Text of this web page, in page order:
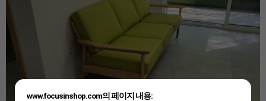
www.focusinshop.com의 페이지 내용: